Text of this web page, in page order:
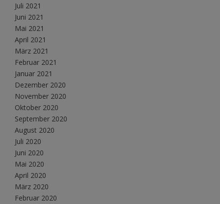
Juli 2021
Juni 2021
Mai 2021
April 2021
März 2021
Februar 2021
Januar 2021
Dezember 2020
November 2020
Oktober 2020
September 2020
August 2020
Juli 2020
Juni 2020
Mai 2020
April 2020
März 2020
Februar 2020